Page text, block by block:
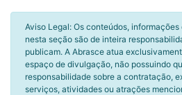
Aviso Legal: Os conteúdos,
nesta seção são de inteira
publicam. A Abrasce atua
espaço de divulgação, não possuindo
responsabilidade sobre a contratação,
serviços, atividades ou atrações